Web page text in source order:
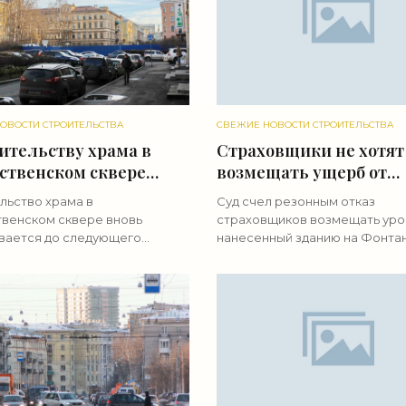
СТРОИТЕЛЬСТВА
храма в
сквере
весной -
новости
храма в
сквере вновь
до следующего
болото с остатками
снесенной церкви. Храм
Христова на
СВЕЖИЕ НОВОСТИ СТРОИТЕЛЬСТВА
Страховщики не хотят
возмещать ущерб от
затопления МВД на
Фонтанке, 57 -
новости
Суд счел резонным отказ
страховщиков возмещать
нанесенный зданию на
оспаривать решение в
построено в 1830–1834